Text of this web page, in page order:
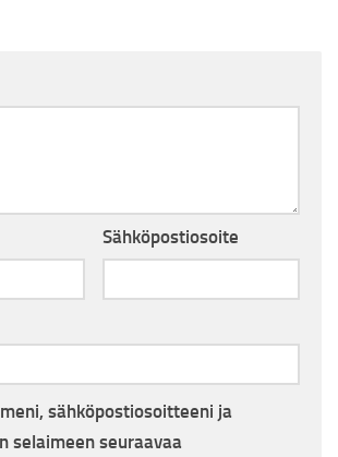
Sähköpostiosoite
sähköpostiosoitteeni ja
selaimeen seuraavaa